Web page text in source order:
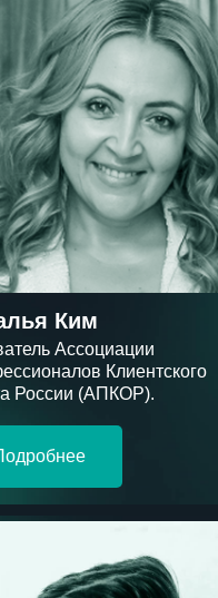
Ассоциации
Клиентского
России (АПКОР).
Ким